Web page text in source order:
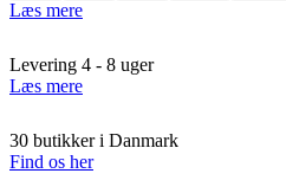
Læs mere
Levering 4 - 8 uger
Læs mere
30 butikker i Danmark
Find os her